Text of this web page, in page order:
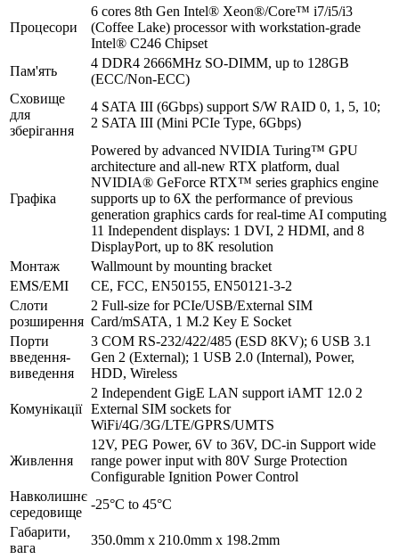
Процесори
6 cores 8th Gen Intel® Xeon®/Core™ i7/i5/i3
(Coffee Lake) processor with workstation-grade
Intel® C246 Chipset
Пам'ять
4 DDR4 2666MHz SO-DIMM, up to 128GB
(ECC/Non-ECC)
Сховище
для
зберігання
4 SATA III (6Gbps) support S/W RAID 0, 1, 5, 10;
2 SATA III (Mini PCIe Type, 6Gbps)
Графіка
Powered by advanced NVIDIA Turing™ GPU
architecture and all-new RTX platform, dual
NVIDIA® GeForce RTX™ series graphics engine
supports up to 6X the performance of previous
generation graphics cards for real-time AI computing
11 Independent displays: 1 DVI, 2 HDMI, and 8
DisplayPort, up to 8K resolution
Монтаж
Wallmount by mounting bracket
EMS/EMI
CE, FCC, EN50155, EN50121-3-2
Слоти
розширення
2 Full-size for PCIe/USB/External SIM
Card/mSATA, 1 M.2 Key E Socket
Порти
введення-
виведення
3 COM RS-232/422/485 (ESD 8KV); 6 USB 3.1
Gen 2 (External); 1 USB 2.0 (Internal), Power,
HDD, Wireless
Комунікації
2 Independent GigE LAN support iAMT 12.0 2
External SIM sockets for
WiFi/4G/3G/LTE/GPRS/UMTS
Живлення
12V, PEG Power, 6V to 36V, DC-in Support wide
range power input with 80V Surge Protection
Configurable Ignition Power Control
Навколишнє
середовище
-25°C to 45°C
Габарити,
вага
350.0mm x 210.0mm x 198.2mm